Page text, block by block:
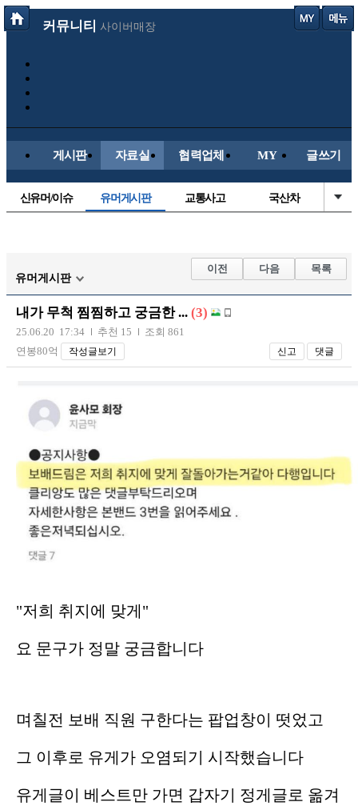
커뮤니티 사이버매장
게시판 자료실 협력업체 MY 글쓰기
신유머/이슈 유머게시판 교통사고 국산차
자유사진 군사/무기
트럭/버스
장착시공사진
유머게시판
이전 다음 목록
내가 무척 찜찜하고 궁금한 ... (3)
25.06.20 17:34 추천 15
조회 861
연봉80억
작성글보기 신고 댓글
"저희 취지에 맞게"
요 문구가 정말 궁금합니다
며칠전 보배 직원 구한다는 팝업창이 떳었고
그 이후로 유게가 오염되기 시작했습니다
유게글이 베스트만 가면 갑자기 정게글로 옮겨